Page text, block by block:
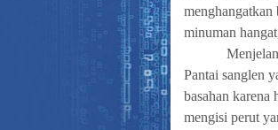
menghangatkan
minuman
Pantai sanglen
basahan karena
mengisi perut